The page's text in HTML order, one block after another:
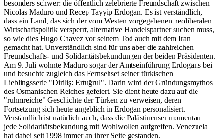
besonders schwer: die öffentlich zelebrierte Freundschaft zwischen
Nicolas Maduro und Recep Tayyip Erdogan. Es ist verständlich,
dass ein Land, das sich der vom Westen vorgegebenen neoliberalen
Wirtschaftspolitik versperrt, alternative Handelspartner suchen muss,
so wie dies Hugo Chavez vor seinem Tod auch mit dem Iran
gemacht hat. Unverständlich sind für uns aber die zahlreichen
Freundschafts- und Solidaritätsbekundungen der beiden Präsidenten.
Am 9. Juli wohnte Maduro sogar der Amtseinführung Erdogans bei
und besuchte zugleich das Fernsehset seiner türkischen
Lieblingsserie "Diriliş: Ertuğrul". Darin wird der Gründungsmythos
des Osmanischen Reiches gefeiert. Sie dient heute dazu auf die
"ruhmreiche" Geschichte der Türken zu verweisen, deren
Fortsetzung sich heute angeblich in Erdogan personalisiert.
Verständlich ist natürlich auch, dass die Palästinenser momentan
jede Solidaritätsbekundung mit Wohlwollen aufgreifen. Venezuela
hat dabei seit 1998 immer an ihrer Seite gestanden.